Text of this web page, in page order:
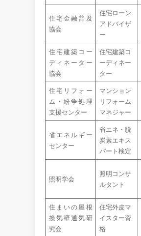
住宅金融普及
協会
住宅ローン
アドバイザ
ー
住宅建築コー
ディネーター
協会
住宅建築コ
ーディネー
ター
住宅リフォー
ム・紛争処理
支援センター
マンション
リフォーム
マネジャー
省エネルギー
センター
省エネ・脱
炭素エキス
パート検定
照明学会
照明コンサ
ルタント
住まいの屋根
換気壁通気研
究会
住宅外皮マ
イスター資
格